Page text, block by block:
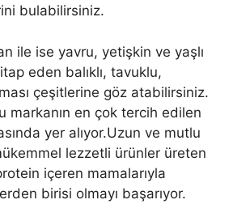
bulabilirsiniz.
ile ise yavru, yetişkin ve yaşlı
eden balıklı, tavuklu,
çeşitlerine göz atabilirsiniz.
markanın en çok tercih edilen
yer alıyor.Uzun ve mutlu
lezzetli ürünler üreten
içeren mamalarıyla
birisi olmayı başarıyor.